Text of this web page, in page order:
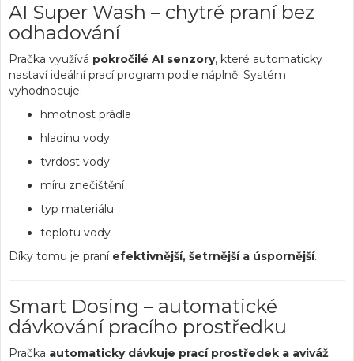
AI Super Wash – chytré praní bez
odhadování
Pračka využívá pokročilé AI senzory, které automaticky
nastaví ideální prací program podle náplně. Systém
vyhodnocuje:
hmotnost prádla
hladinu vody
tvrdost vody
míru znečištění
typ materiálu
teplotu vody
Díky tomu je praní efektivnější, šetrnější a úspornější.
Smart Dosing – automatické
dávkování pracího prostředku
Pračka automaticky dávkuje prací prostředek a aviváž